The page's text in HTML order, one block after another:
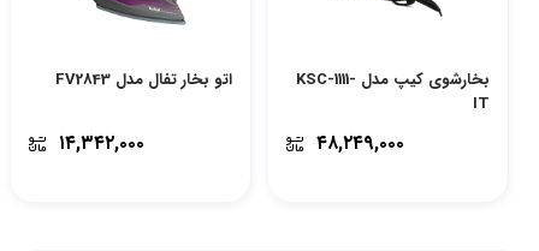
بخارشوی کیپ مدل KSC-1111-
IT
۴۸,۲۴۹,۰۰۰
اتو بخار تفال مدل FV2843
۱۴,۳۴۲,۰۰۰